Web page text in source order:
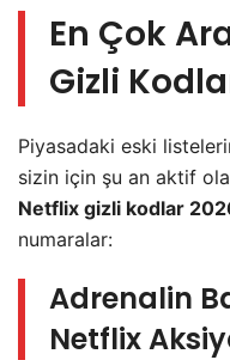
En Çok
Gizli
Piyasadaki eski
sizin için şu an aktif
Netflix gizli kodlar
numaralar:
Adrenalin
Netflix